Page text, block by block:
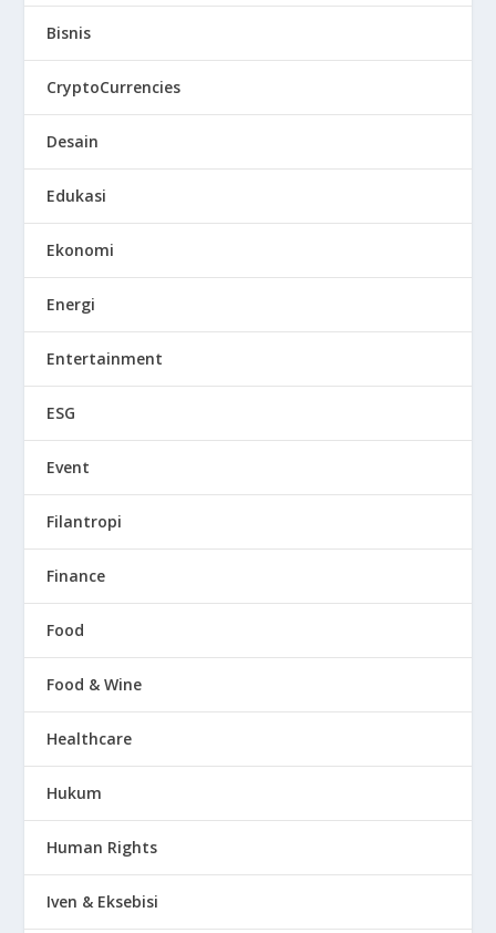
Bisnis
CryptoCurrencies
Desain
Edukasi
Ekonomi
Energi
Entertainment
ESG
Event
Filantropi
Finance
Food
Food & Wine
Healthcare
Hukum
Human Rights
Iven & Eksebisi